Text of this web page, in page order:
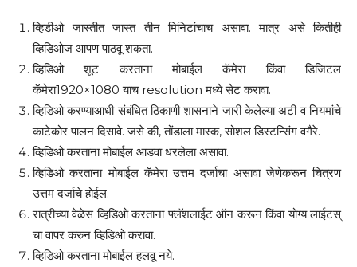
व्हिडीओ जास्तीत जास्त तीन मिनिटांचाच असावा. मात्र असे कितीही
व्हिडिओज आपण पाठवू शकता.
व्हिडिओ शूट करताना मोबाईल कॅमेरा किंवा डिजिटल
कॅमेरा1920×1080 याच resolution मध्ये सेट करावा.
व्हिडिओ करण्याआधी संबंधित ठिकाणी शासनाने जारी केलेल्या अटी व नियमांचे
काटेकोर पालन दिसावे. जसे की, तोंडाला मास्क, सोशल डिस्टन्सिंग वगैरे.
व्हिडिओ करताना मोबाईल आडवा धरलेला असावा.
व्हिडिओ करताना मोबाईल कॅमेरा उत्तम दर्जाचा असावा जेणेकरून चित्रण
उत्तम दर्जाचे होईल.
रात्रीच्या वेळेस व्हिडिओ करताना फ्लॅशलाईट ऑन करून किंवा योग्य लाईटस्
चा वापर करुन व्हिडिओ करावा.
व्हिडिओ करताना मोबाईल हलवू नये.